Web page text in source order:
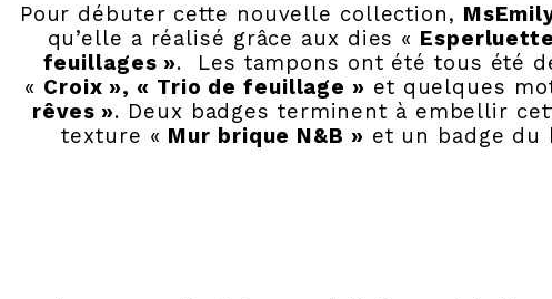
Pour débuter cette nouvelle collection,
qu’elle a réalisé grâce aux dies «
feuillages ». Les tampons ont été tous été
« Croix », « Trio de feuillage » et quelques
rêves ». Deux badges terminent à embellir
texture « Mur brique N&B » et un badge du